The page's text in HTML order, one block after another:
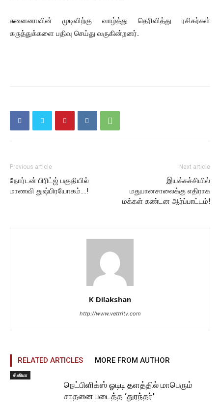
சுனைனாவின் முடிவிற்கு வாழ்த்து தெரிவித்து ரசிகர்கள்
கருத்துக்களை பதிவு செய்து வருகின்றனர்.
Previous article
நோர்டன் பிரிட்ஜ் பகுதியில்
மாணவி துஷ்பிரயோகம்….!
Next article
இயக்கச்சியில்
மதுபானசாலைக்கு எதிராக
மக்கள் கண்டன ஆர்ப்பாட்டம்!
K Dilakshan
http://www.vettritv.com
RELATED ARTICLES MORE FROM AUTHOR
சினிமா
நெட்பிளிக்ஸ் ஓடிடி தளத்தில் மாபெரும்
சாதனை படைத்த ‘துரந்தர்’